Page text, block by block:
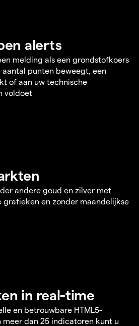
alerts
melding als een grondstofkoers
aantal punten beweegt, een
of aan uw technische
voldoet
andere goud en zilver met
grafieken en zonder maandelijkse
in real-time
en betrouwbare HTML5-
meer dan 25 indicatoren kunt u